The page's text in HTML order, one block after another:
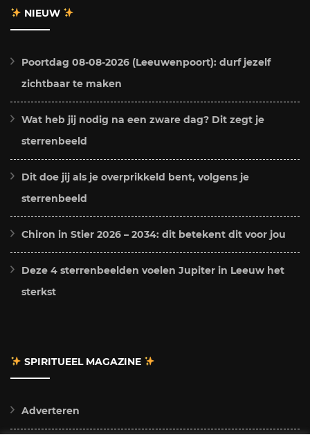
NIEUW
Poortdag 08-08-2026 (Leeuwenpoort): durf jezelf
zichtbaar te maken
Wat heb jij nodig na een zware dag? Dit zegt je
sterrenbeeld
Dit doe jij als je overprikkeld bent, volgens je
sterrenbeeld
Chiron in Stier 2026 – 2034: dit betekent dit voor jou
Deze 4 sterrenbeelden voelen Jupiter in Leeuw het
sterkst
SPIRITUEEL MAGAZINE
Adverteren